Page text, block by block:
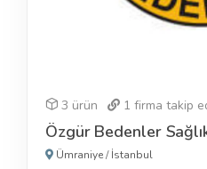
3 ürün 1 firma takip
Özgür Bedenler
Ümraniye/İstanbul